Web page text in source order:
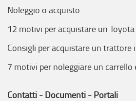
Noleggio o acquisto
12 motivi per acquistare un
Consigli per acquistare un trattore
7 motivi per noleggiare un carrello
Contatti - Documenti - Portali